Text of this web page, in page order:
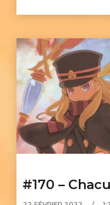
#170 –